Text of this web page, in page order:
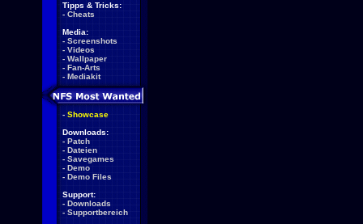
Tipps & Tricks:
- Cheats
Media:
- Screenshots
- Videos
- Wallpaper
- Fan-Arts
- Mediakit
- Showcase
Downloads:
- Patch
- Dateien
- Savegames
- Demo
- Demo Files
Support:
- Downloads
- Supportbereich